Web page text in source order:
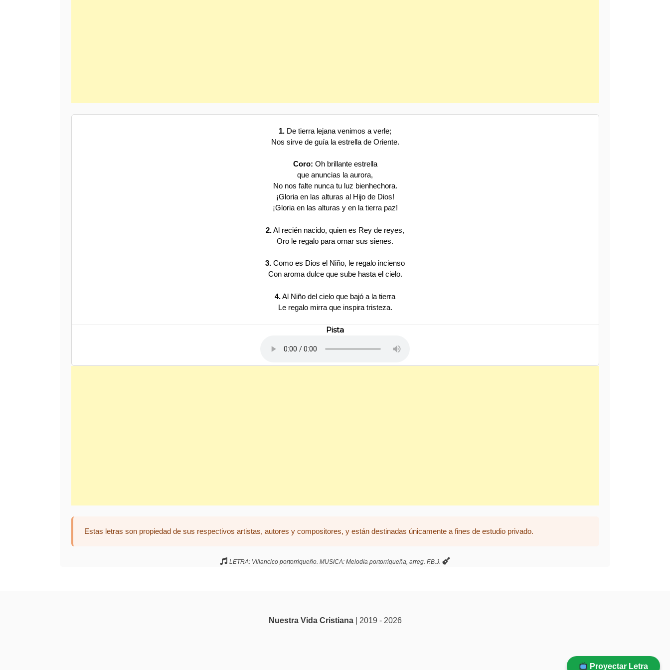
1. De tierra lejana venimos a verle;
Nos sirve de guía la estrella de Oriente.
Coro: Oh brillante estrella
que anuncias la aurora,
No nos falte nunca tu luz bienhechora.
¡Gloria en las alturas al Hijo de Dios!
¡Gloria en las alturas y en la tierra paz!
2.Al recién nacido, quien es Rey de reyes,
Oro le regalo para ornar sus sienes.
3. Como es Dios el Niño, le regalo incienso
Con aroma dulce que sube hasta el cielo.
4.Al Niño del cielo que bajó a la tierra
Le regalo mirra que inspira tristeza.
Pista
Estas letras son propiedad de sus respectivos artistas, autores y compositores, y están destinadas únicamente a fines de estudio privado.
LETRA: Villancico portorriqueño. MUSICA: Melodía portorriqueña, arreg. F.B.J.
Nuestra Vida Cristiana| 2019 - 2026
Proyectar Letra